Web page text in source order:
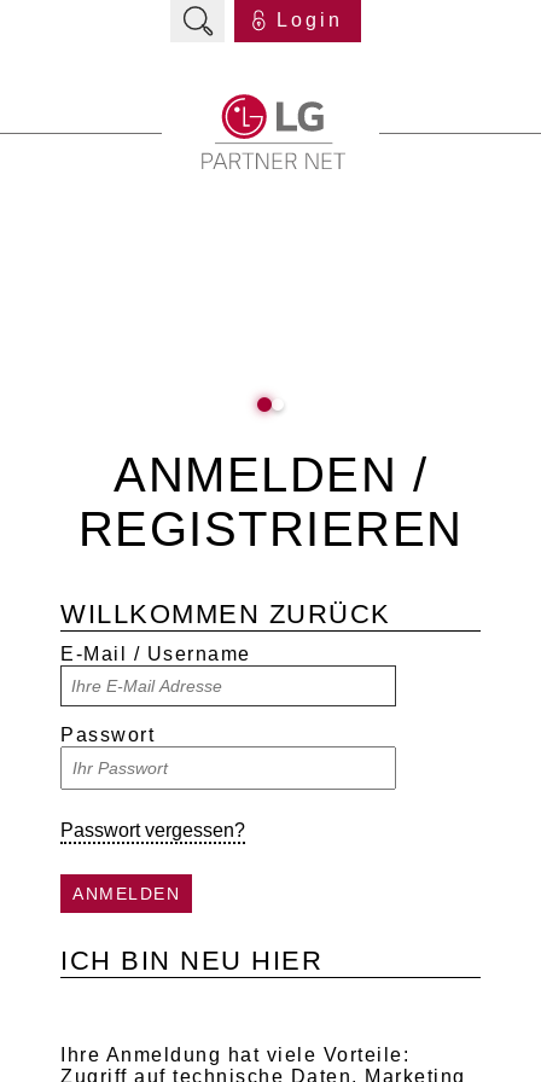
Login
ANMELDEN /
REGISTRIEREN
WILLKOMMEN ZURÜCK
E-Mail / Username
Passwort
Passwort vergessen?
ANMELDEN
ICH BIN NEU HIER
Ihre Anmeldung hat viele Vorteile:
Zugriff auf technische Daten, Marketing